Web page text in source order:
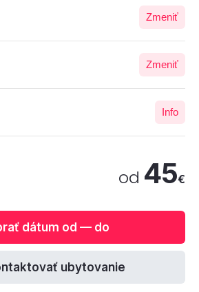
Zmeniť
Zmeniť
Info
od 45€
dátum od — do
ubytovanie